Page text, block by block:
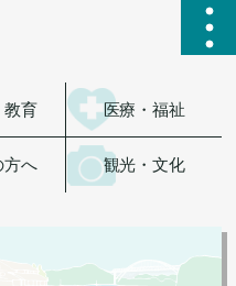
ハ
教育 医療・福祉
方へ 観光・文化